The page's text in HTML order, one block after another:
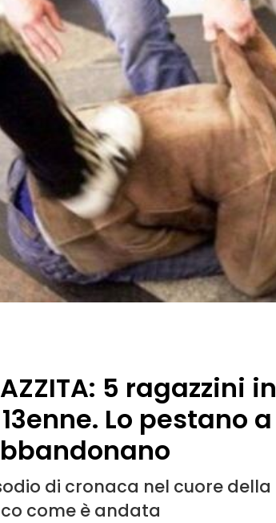
5 ragazzini in
Lo pestano a
di cronaca nel cuore della
come è andata